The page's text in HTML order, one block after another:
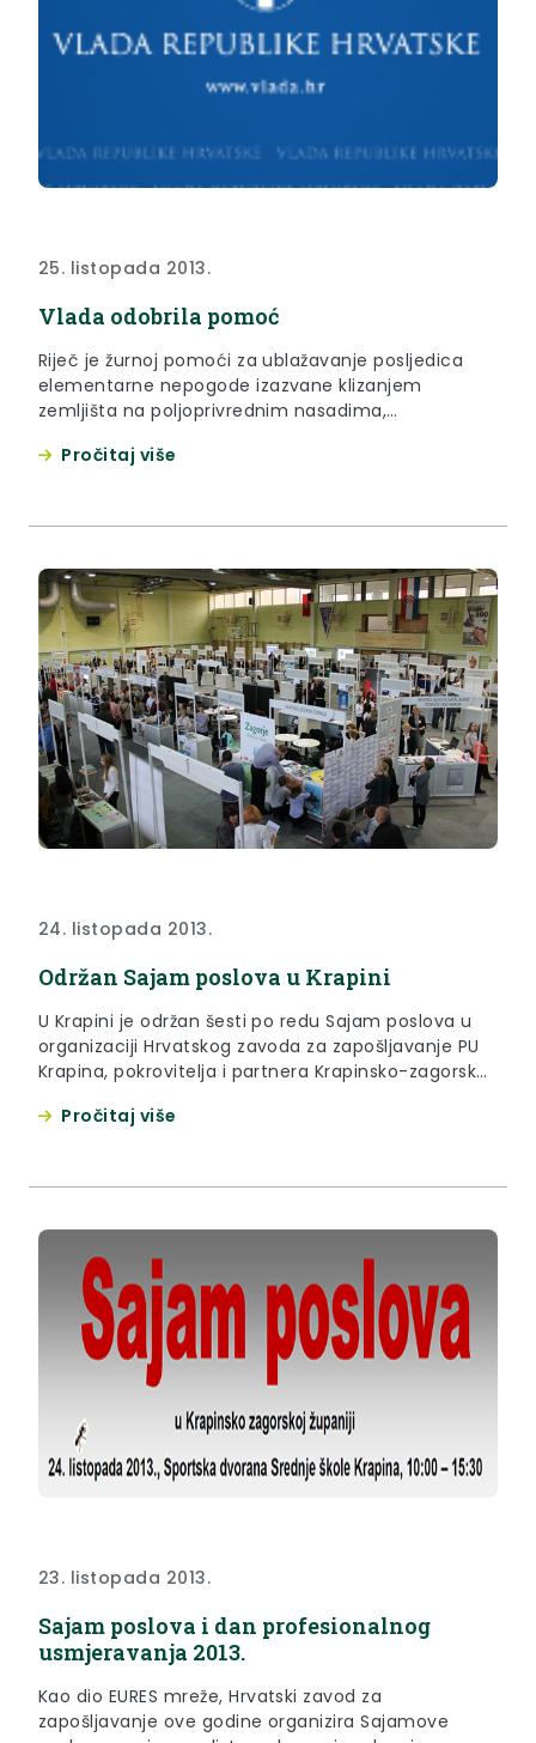
25. listopada 2013.
Vlada odobrila pomoć
Riječ je žurnoj pomoći za ublažavanje posljedica
elementarne nepogode izazvane klizanjem
zemljišta na poljoprivrednim nasadima,
sanaciju stambeno –građevinskih objekata, u
Pročitaj više
24. listopada 2013.
Održan Sajam poslova u Krapini
U Krapini je održan šesti po redu Sajam poslova u
organizaciji Hrvatskog zavoda za zapošljavanje PU
Krapina, pokrovitelja i partnera Krapinsko-zagorske
Županijske komore Krapina, Obrtničke komore
Pročitaj više
23. listopada 2013.
Sajam poslova i dan profesionalnog
usmjeravanja 2013.
Kao dio EURES mreže, Hrvatski zavod za
zapošljavanje ove godine organizira Sajamove